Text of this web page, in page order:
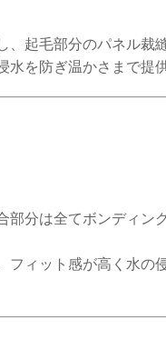
、起毛部分のパネル裁
を防ぎ温かさまで提
部分は全てボンディン
フィット感が高く水の